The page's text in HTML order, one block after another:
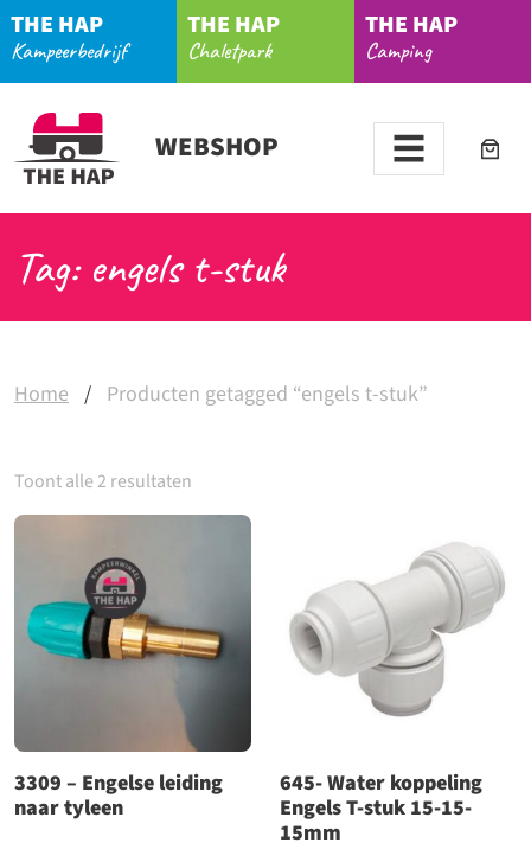
THE HAP
Kampeerbedrijf
THE HAP
Chaletpark
THE HAP
Camping
WEBSHOP
Tag: engels t-stuk
Home / Producten getagged “engels t-stuk”
Toont alle 2 resultaten
3309 – Engelse leiding
naar tyleen
645- Water koppeling
Engels T-stuk 15-15-
15mm